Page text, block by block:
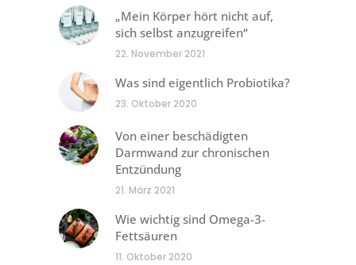
„Mein Körper hört nicht auf,
sich selbst anzugreifen“
22. November 2021
Was sind eigentlich Probiotika?
23. Oktober 2020
Von einer beschädigten
Darmwand zur chronischen
Entzündung
21. März 2021
Wie wichtig sind Omega-3-
Fettsäuren
11. Oktober 2020